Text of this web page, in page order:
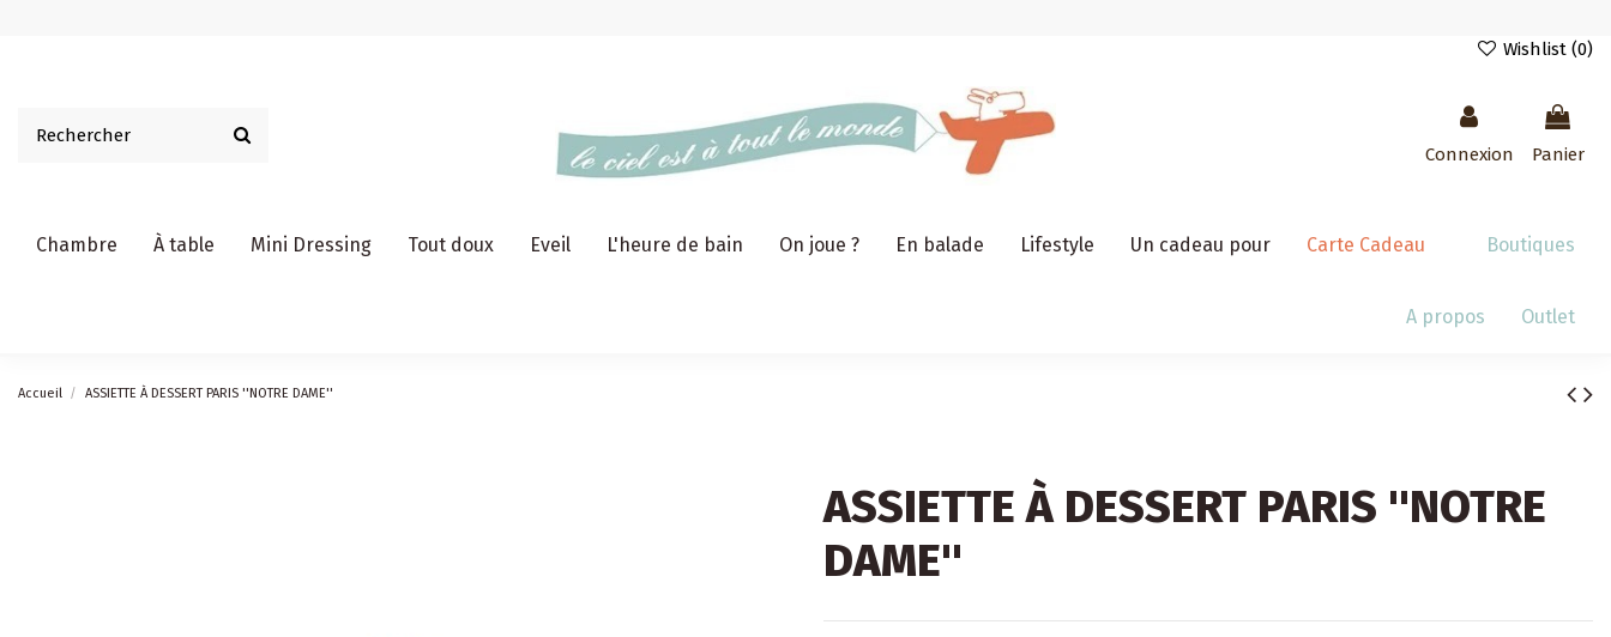
Wishlist (0)
Connexion Panier
Chambre À table Mini Dressing Tout doux Eveil L'heure de bain On joue ? En balade Lifestyle Un cadeau pour Carte Cadeau Boutiques
Outlet
A propos
Accueil ASSIETTE À DESSERT PARIS ''NOTRE DAME''
ASSIETTE À DESSERT PARIS ''NOTRE
DAME''